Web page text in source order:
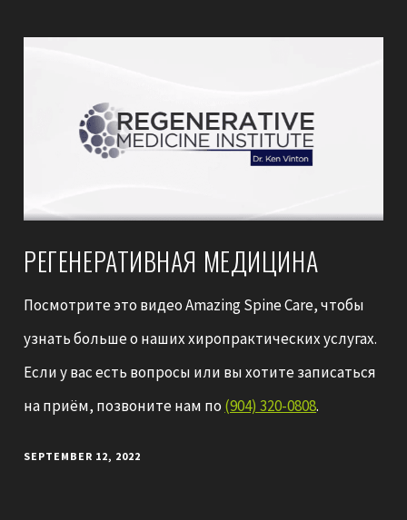
РЕГЕНЕРАТИВНАЯ МЕДИЦИНА
Посмотрите это видео Amazing Spine Care, чтобы
узнать больше о наших хиропрактических услугах.
Если у вас есть вопросы или вы хотите записаться
на приём, позвоните нам по (904) 320-0808.
SEPTEMBER 12, 2022